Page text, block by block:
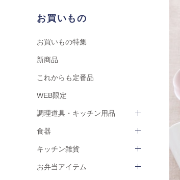
お買いもの
お買いもの特集
新商品
これからも定番品
WEB限定
調理道具・キッチン用品
食器
キッチン雑貨
お弁当アイテム